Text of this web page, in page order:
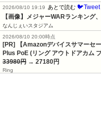
2026/08/10 19:19
あとで読む 🐦Tweet
【画像】メジャーWARランキン
なんじぇいスタジアム
2026/08/10 20:00時点
[PR] 【Amazonデバイスサマーセ
Plus PoE (リング アウトドアカム
33980円 → 27180円
Ring